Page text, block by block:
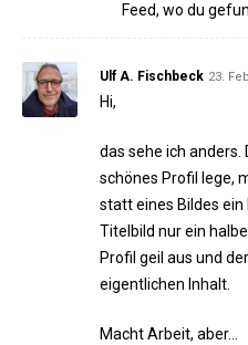
Feed, wo du
Ulf A. Fischbeck 23.
Hi,
das sehe ich anders.
schönes Profil lege,
statt eines Bildes
Titelbild nur ein
Profil geil aus und
eigentlichen Inhalt.
Macht Arbeit, aber…